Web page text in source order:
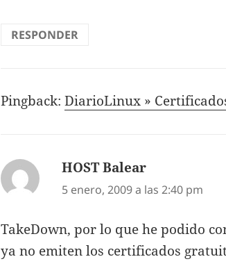
RESPONDER
Pingback:DiarioLinux »
HOST Balear
5 enero, 2009 a las 2:40 pm
TakeDown, por lo que he podido
ya no emiten los certificados